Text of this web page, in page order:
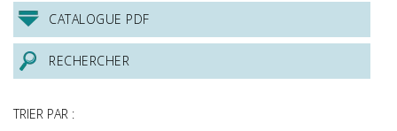
CATALOGUE PDF
RECHERCHER
TRIER PAR :